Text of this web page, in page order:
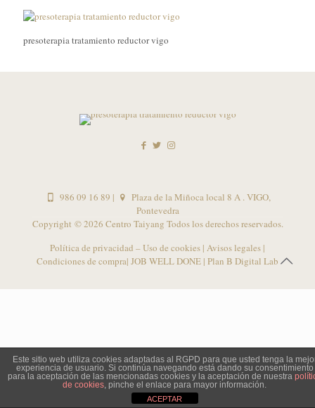
presoterapia tratamiento reductor vigo
986 09 16 89 |
Plaza de la Miñoca local 8 A . VIGO,
Pontevedra
Copyright ©2026 Centro Taiyang Todos los derechos reservados.
Política de privacidad – Uso de cookies | Avisos legales |
Condiciones de compra| JOB WELL DONE | Plan B Digital Lab
Este sitio web utiliza cookies adaptadas al RGPD para que usted tenga la
experiencia de usuario. Si continúa navegando está dando su consentimiento
para la aceptación de las mencionadas cookies y la aceptación de nuestra
de cookies, pinche el enlace para mayor información.
ACEPTAR